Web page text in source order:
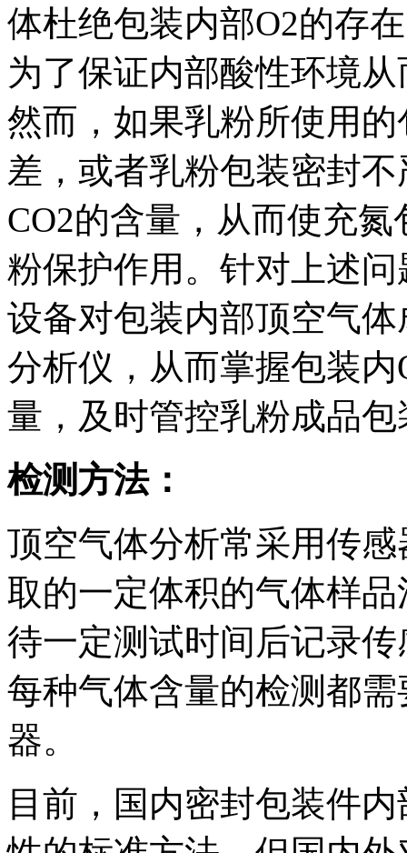
体杜绝包装内部O2的存
为了保证内部酸性环境
然而，如果乳粉所使用
差，或者乳粉包装密封
CO2的含量，从而使充
粉保护作用。针对上述
设备对包装内部顶空气
分析仪，从而掌握包装
量，及时管控乳粉成品
检测方法：
顶空气体分析常采用传
取的一定体积的气体样
待一定测试时间后记录
每种气体含量的检测都
器。
目前，国内密封包装件